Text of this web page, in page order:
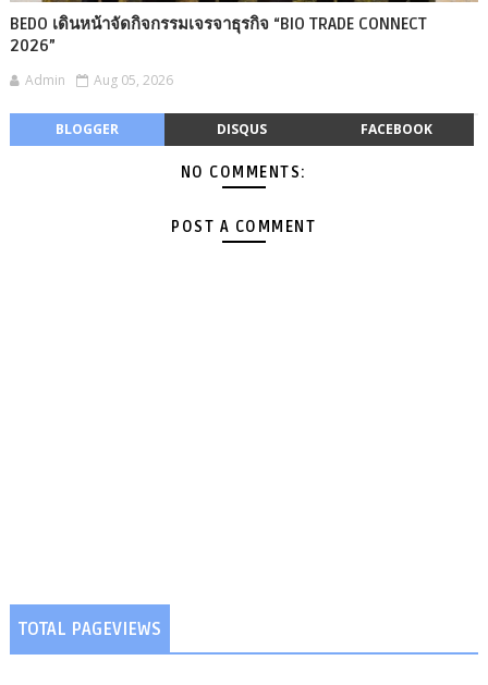
BEDO เดินหน้าจัดกิจกรรมเจรจาธุรกิจ “BIO TRADE CONNECT
2026”
Admin Aug 05, 2026
BLOGGER DISQUS FACEBOOK
NO COMMENTS:
POST A COMMENT
TOTAL PAGEVIEWS